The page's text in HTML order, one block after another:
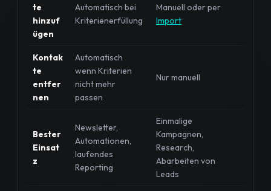
te
hinzuf
ügen
Automatisch bei
Kriterienerfüllung
Manuell oder per
Import
Kontak
te
entfer
nen
Automatisch
wenn Kriterien
nicht mehr
passen
Nur manuell
Bester
Einsat
z
Newsletter,
Automationen,
laufendes
Reporting
Einmalige
Kampagnen,
Research,
Abarbeiten von
Leads